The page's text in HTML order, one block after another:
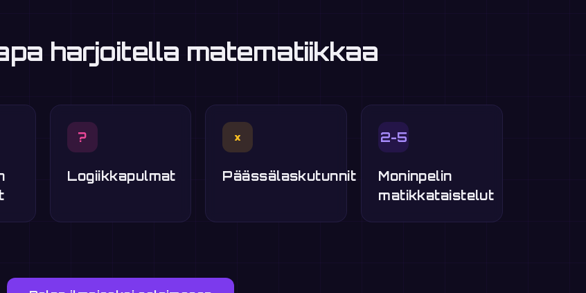
harjoitella matematiikkaa
?
Logiikkapulmat
×
Päässälaskutunnit
2-5
Moninpelin
matikkataistelut